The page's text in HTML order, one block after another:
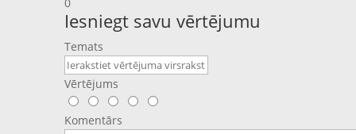
Iesniegt savu vērtējumu
Temats
Vērtējums
Komentārs